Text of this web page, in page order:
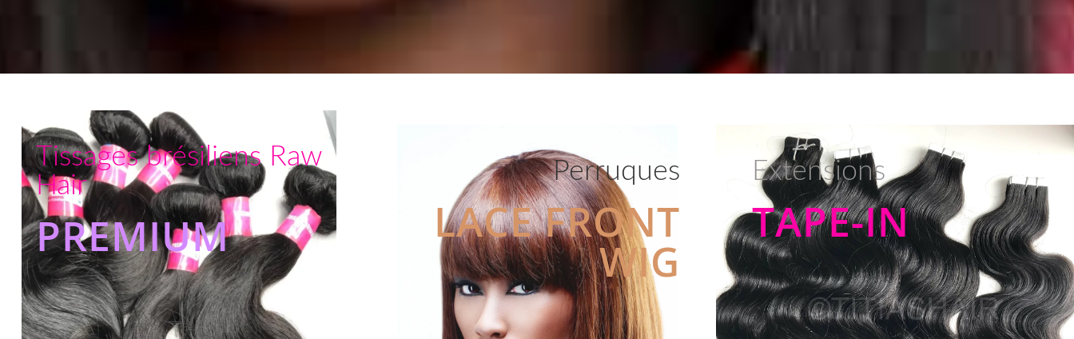
Tissages brésiliens Raw
Hair
PREMIUM
Perruques
LACE FRONT
WIG
Extensions
TAPE-IN